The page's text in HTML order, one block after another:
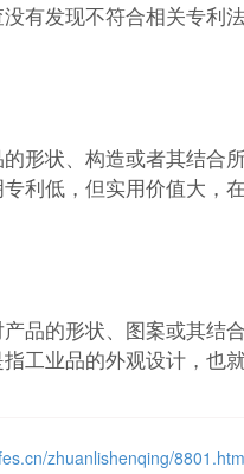
有发现不符合相关专利
形状、构造或者其结合
利低，但实用价值大，
品的形状、图案或其结
工业品的外观设计，也
zhuanlishenqing/